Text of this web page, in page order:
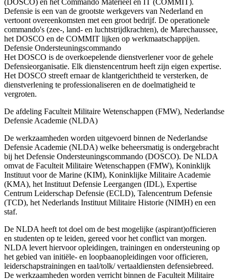
(DOSCO) en het Commando Materieel en IT (COMMIT).
Defensie is een van de grootste werkgevers van Nederland en
vertoont overeenkomsten met een groot bedrijf. De operationele
commando's (zee-, land- en luchtstrijdkrachten), de Marechaussee,
het DOSCO en de COMMIT lijken op werkmaatschappijen.
Defensie Ondersteuningscommando
Het DOSCO is de overkoepelende dienstverlener voor de gehele
Defensieorganisatie. Elk dienstencentrum heeft zijn eigen expertise.
Het DOSCO streeft ernaar de klantgerichtheid te versterken, de
dienstverlening te professionaliseren en de doelmatigheid te
vergroten.
De afdeling Faculteit Militaire Wetenschappen (FMW), Nederlandse
Defensie Academie (NLDA)
De werkzaamheden worden uitgevoerd binnen de Nederlandse
Defensie Academie (NLDA) welke beheersmatig is ondergebracht
bij het Defensie Ondersteuningscommando (DOSCO). De NLDA
omvat de Faculteit Militaire Wetenschappen (FMW), Koninklijk
Instituut voor de Marine (KIM), Koninklijke Militaire Academie
(KMA), het Instituut Defensie Leergangen (IDL), Expertise
Centrum Leiderschap Defensie (ECLD), Talencentrum Defensie
(TCD), het Nederlands Instituut Militaire Historie (NIMH) en een
staf.
De NLDA heeft tot doel om de best mogelijke (aspirant)officieren
en studenten op te leiden, gereed voor het conflict van morgen.
NLDA levert hiervoor opleidingen, trainingen en ondersteuning op
het gebied van initiële- en loopbaanopleidingen voor officieren,
leiderschapstrainingen en taal/tolk/ vertaaldiensten defensiebreed.
De werkzaamheden worden verricht binnen de Faculteit Militaire